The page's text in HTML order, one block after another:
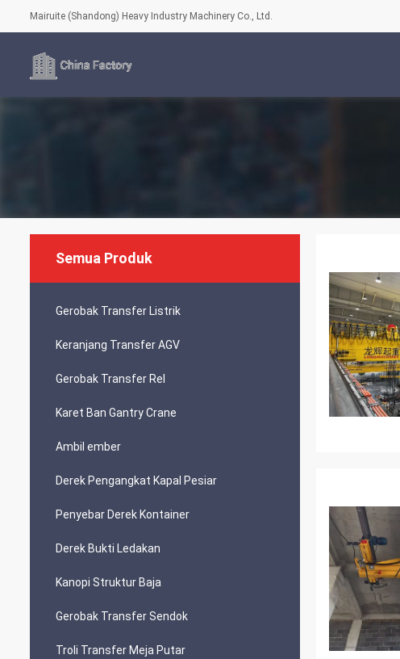
Mairuite (Shandong) Heavy Industry Machinery Co., Ltd.
Semua Produk
Gerobak Transfer Listrik
Keranjang Transfer AGV
Gerobak Transfer Rel
Karet Ban Gantry Crane
Ambil ember
Derek Pengangkat Kapal Pesiar
Penyebar Derek Kontainer
Derek Bukti Ledakan
Kanopi Struktur Baja
Gerobak Transfer Sendok
Troli Transfer Meja Putar